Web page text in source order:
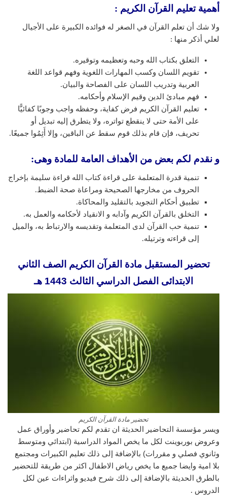
أهمية تعليم القرآن الكريم :
ولا شك أن تعلم القرآن في الصغر له فوائده الكبيرة على الأجيال
لعلي أذكر منها :
التعلق بكتاب الله وحبه وتعظيمه وتوقيره.
تقويم اللسان وكسب المهارات اللغوية وفهم قواعد اللغة
العربية وتدريب اللسان على الفصاحة والبيان.
فهم مبادئ الدين وقيم الإسلام وأحكامه.
تعليم القرآن الكريم فرض كفاية، وحفظه واجب وجوبًا كفائيًّا
على الأمة حتى لا ينقطع تواتره، ولا يتطرق إليه تبديل أو
تحريف، فإن قام بذلك قوم سقط عن الباقين، وإلا أَثِمُوا جميعًا.
و نقدم لكم بعض من الأهداف العامة للمادة وهى:
تنمية قدرة المتعلمة على قراءة كتاب الله قراءة سليمة بإخراج
الحروف من مخارجها الصحيحة ومراعاة صحة الضبط.
تطبيق أحكام التجويد بالتقليد والمحاكاة.
التخلق بالقرآن الكريم وآدابه و الانقياد لأحكامه والعمل به.
تنمية حب القرآن لدى المتعلمة وتقديسه والارتباط به، والميل
إلى قراءته وترتيله.
تحضير المستقبل مادة القرآن الكريم الصف الثاني
الابتدائى الفصل الدراسي الثالث 1443 هـ
تحضير مادة القرآن الكريم
ويسر مؤسسة التحاضير الحديثة ان تقدم لكم تحاضير وأوراق عمل
وعروض بوربوينت لكل ما يخص المواد الدراسية (ابتدائي ومتوسط
وثانوي فصلي و مقررات) بالإضافة إلى ذلك تعليم الكبيرات ومجتمع
بلا امية وايضا جميع ما يخص رياض الاطفال اكثر من طريقة للتحضير
بالطرق الحديثة بالإضافة إلى ذلك شرح فيديو واثراءات عين لكل
الدروس .